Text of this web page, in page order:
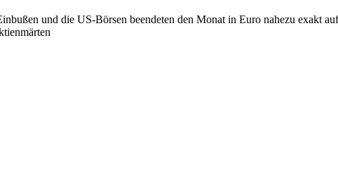
und die US-Börsen beendeten den Monat in Euro nahezu exakt